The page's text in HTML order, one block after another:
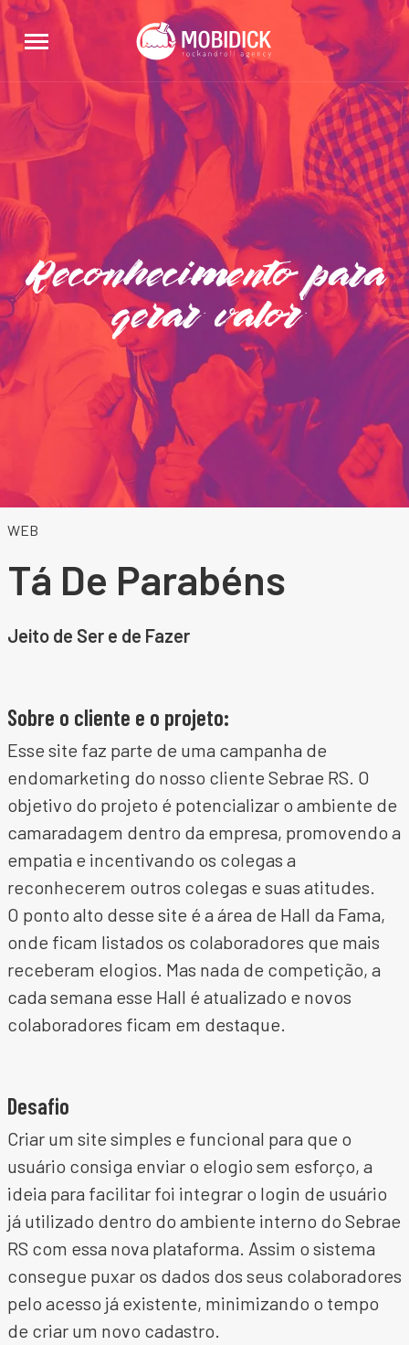
Reconhecimento para
gerar valor
WEB
Tá De Parabéns
Jeito de Ser e de Fazer
Sobre o cliente e o projeto:
Esse site faz parte de uma campanha de
endomarketing do nosso cliente Sebrae RS. O
objetivo do projeto é potencializar o ambiente de
camaradagem dentro da empresa, promovendo a
empatia e incentivando os colegas a
reconhecerem outros colegas e suas atitudes.
O ponto alto desse site é a área de Hall da Fama,
onde ficam listados os colaboradores que mais
receberam elogios. Mas nada de competição, a
cada semana esse Hall é atualizado e novos
colaboradores ficam em destaque.
Desafio
Criar um site simples e funcional para que o
usuário consiga enviar o elogio sem esforço, a
ideia para facilitar foi integrar o login de usuário
já utilizado dentro do ambiente interno do Sebrae
RS com essa nova plataforma. Assim o sistema
consegue puxar os dados dos seus colaboradores
pelo acesso já existente, minimizando o tempo
de criar um novo cadastro.